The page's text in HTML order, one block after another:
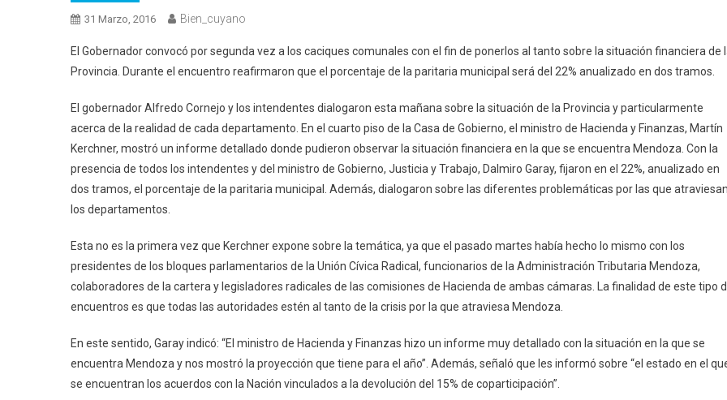
31 Marzo, 2016 Bien_cuyano
El Gobernador convocó por segunda vez a los caciques comunales con el fin de ponerlos al tanto sobre la situación financiera de
Provincia. Durante el encuentro reafirmaron que el porcentaje de la paritaria municipal será del 22% anualizado en dos tramos.
El gobernador Alfredo Cornejo y los intendentes dialogaron esta mañana sobre la situación de la Provincia y particularmente
acerca de la realidad de cada departamento. En el cuarto piso de la Casa de Gobierno, el ministro de Hacienda y Finanzas, Martín
Kerchner, mostró un informe detallado donde pudieron observar la situación financiera en la que se encuentra Mendoza. Con la
presencia de todos los intendentes y del ministro de Gobierno, Justicia y Trabajo, Dalmiro Garay, fijaron en el 22%, anualizado en
dos tramos, el porcentaje de la paritaria municipal. Además, dialogaron sobre las diferentes problemáticas por las que atraviesan
los departamentos.
Esta no es la primera vez que Kerchner expone sobre la temática, ya que el pasado martes había hecho lo mismo con los
presidentes de los bloques parlamentarios de la Unión Cívica Radical, funcionarios de la Administración Tributaria Mendoza,
colaboradores de la cartera y legisladores radicales de las comisiones de Hacienda de ambas cámaras. La finalidad de este tipo
encuentros es que todas las autoridades estén al tanto de la crisis por la que atraviesa Mendoza.
En este sentido, Garay indicó: “El ministro de Hacienda y Finanzas hizo un informe muy detallado con la situación en la que se
encuentra Mendoza y nos mostró la proyección que tiene para el año”. Además, señaló que les informó sobre “el estado en el
se encuentran los acuerdos con la Nación vinculados a la devolución del 15% de coparticipación”.